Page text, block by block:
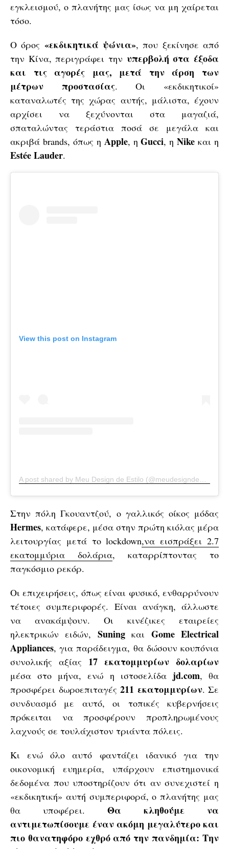
εγκλεισμού, ο πλανήτης μας ίσως να μη χαίρεται
τόσο.
Ο όρος «εκδικητικά ψώνια», που ξεκίνησε από
την Κίνα, περιγράφει την υπερβολή στα έξοδα
και τις αγορές μας, μετά την άρση των
μέτρων προστασίας. Οι «εκδικητικοί»
καταναλωτές της χώρας αυτής, μάλιστα, έχουν
αρχίσει να ξεχύνονται στα μαγαζιά,
σπαταλώντας τεράστια ποσά σε μεγάλα και
ακριβά brands, όπως η Apple, ηGucci, ηNike και η
EstéeLauder.
View this post on Instagram
Στην πόλη Γκουαντζού, ο γαλλικός οίκος μόδας
Hermes, κατάφερε, μέσα στην πρώτη κιόλας μέρα
λειτουργίας μετά το lockdown,να εισπράξει 2.7
εκατομμύρια δολάρια, καταρρίπτοντας το
παγκόσμιο ρεκόρ.
Οι επιχειρήσεις, όπως είναι φυσικό, ενθαρρύνουν
τέτοιες συμπεριφορές. Είναι ανάγκη, άλλωστε
να ανακάμψουν. Οι κινέζικες εταιρείες
ηλεκτρικών ειδών, Suningκαι Gome Electrical
Appliances, για παράδειγμα, θα δώσουν κουπόνια
συνολικής αξίας 17 εκατομμυρίων δολαρίων
μέσα στο μήνα, ενώ η ιστοσελίδα jd.com, θα
προσφέρει δωροεπιταγές 211 εκατομμυρίων. Σε
συνδυασμό με αυτό, οι τοπικές κυβερνήσεις
πρόκειται να προσφέρουν προπληρωμένους
λαχνούς σε τουλάχιστον τριάντα πόλεις.
Κι ενώ όλο αυτό φαντάζει ιδανικό για την
οικονομική ευημερία, υπάρχουν επιστημονικά
δεδομένα που υποστηρίζουν ότι αν συνεχιστεί η
«εκδικητική» αυτή συμπεριφορά, ο πλανήτης μας
θα υποφέρει. Θα κληθούμε να
αντιμετωπίσουμε έναν ακόμη μεγαλύτερο και
πιο θανατηφόρο εχθρό από την πανδημία: Την